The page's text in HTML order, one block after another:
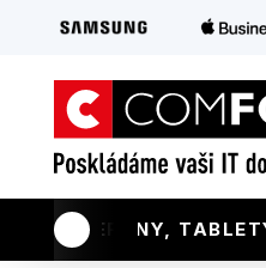
TELEFONY,